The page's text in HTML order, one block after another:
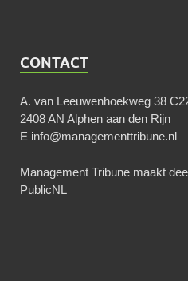
CONTACT
A. van Leeuwenhoekweg 38
2408 AN Alphen aan den Rijn
E info@managementtribune.nl
Management Tribune maakt
PublicNL